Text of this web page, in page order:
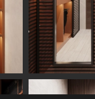
надзор
и отделка